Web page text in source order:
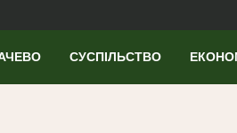
СУСПІЛЬСТВО